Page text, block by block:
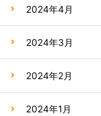
2024年4月
2024年3月
2024年2月
2024年1月